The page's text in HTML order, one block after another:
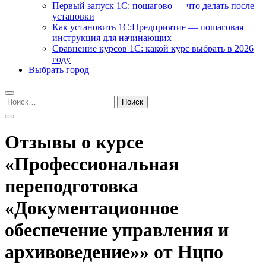
Первый запуск 1С: пошагово — что делать после
установки
Как установить 1С:Предприятие — пошаговая
инструкция для начинающих
Сравнение курсов 1С: какой курс выбрать в 2026
году
Выбрать город
Найти:
Отзывы о курсе
«Профессиональная
переподготовка
«Документационное
обеспечение управления и
архивоведение»» от Нцпо